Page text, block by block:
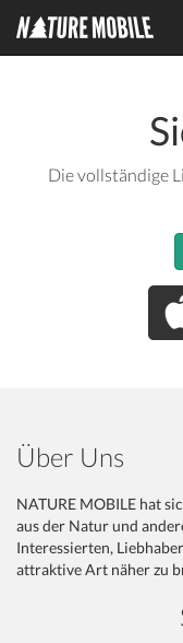
Die vollständige
Über Uns
NATURE MOBILE hat
aus der Natur und
Interessierten,
attraktive Art näher zu